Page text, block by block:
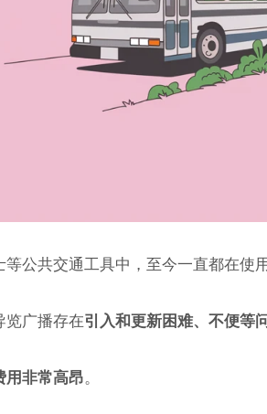
公共交通工具中，至今一直都在使
览广播存在引入和更新困难、不便等
用非常高昂。